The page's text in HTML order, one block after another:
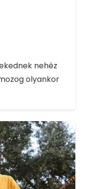
nehéz
olyankor